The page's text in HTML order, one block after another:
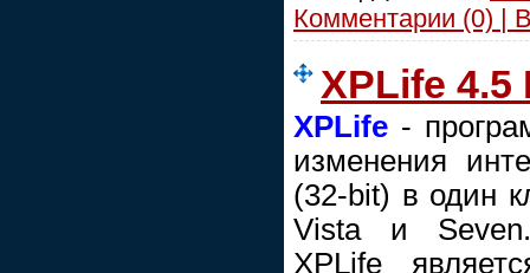
Комментарии (0) |
XPLife 4.5
XPLife -
изменения
(32-bit) в один
Vista и
XPLife